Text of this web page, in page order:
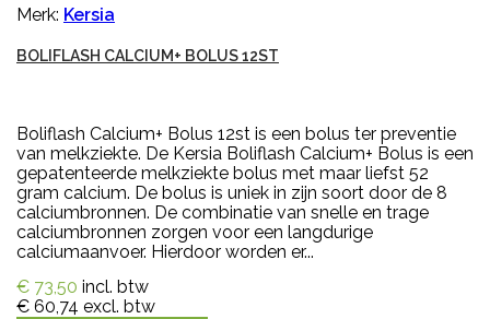
Merk: Kersia
BOLIFLASH CALCIUM+ BOLUS 12ST
Boliflash Calcium+ Bolus 12st is een bolus ter preventie
van melkziekte. De Kersia Boliflash Calcium+ Bolus is een
gepatenteerde melkziekte bolus met maar liefst 52
gram calcium. De bolus is uniek in zijn soort door de 8
calciumbronnen. De combinatie van snelle en trage
calciumbronnen zorgen voor een langdurige
calciumaanvoer. Hierdoor worden er...
€ 73,50 incl. btw
€ 60,74 excl. btw